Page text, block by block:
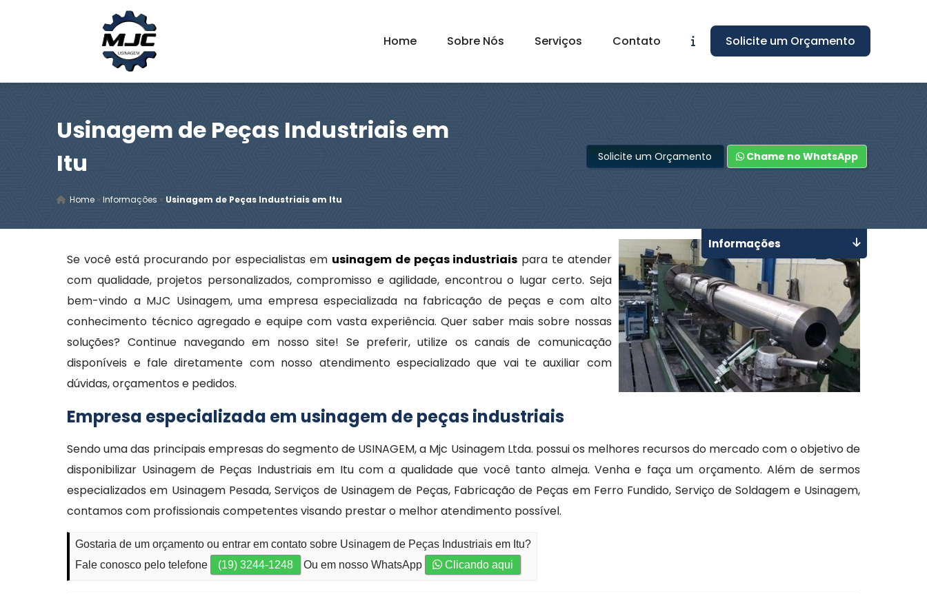
Home Sobre Nós Serviços Contato Solicite um Orçamento
Usinagem de Peças Industriais em
Itu
Home »Informações » Usinagem de Peças Industriais em Itu
Solicite um Orçamento Chame no WhatsApp
Se você está procurando por especialistas em usinagem de peças industriais para te atender
com qualidade, projetos personalizados, compromisso e agilidade, encontrou o lugar certo. Seja
bem-vindo a MJC Usinagem, uma empresa especializada na fabricação de peças e com alto
conhecimento técnico agregado e equipe com vasta experiência. Quer saber mais sobre nossas
soluções? Continue navegando em nosso site! Se preferir, utilize os canais de comunicação
disponíveis e fale diretamente com nosso atendimento especializado que vai te auxiliar com
dúvidas, orçamentos e pedidos.
Empresa especializada em usinagem de peças industriais
Sendo uma das principais empresas do segmento de USINAGEM, a Mjc Usinagem Ltda. possui os melhores recursos do mercado com o objetivo de
disponibilizar Usinagem de Peças Industriais em Itu com a qualidade que você tanto almeja. Venha e faça um orçamento. Além de sermos
especializados em Usinagem Pesada, Serviços de Usinagem de Peças, Fabricação de Peças em Ferro Fundido, Serviço de Soldagem e Usinagem,
contamos com profissionais competentes visando prestar o melhor atendimento possível.
Gostaria de um orçamento ou entrar em contato sobre Usinagem de Peças Industriais em Itu?
Fale conosco pelo telefone
(19) 3244-1248 Ou em nosso WhatsApp Clicando aqui
Informações